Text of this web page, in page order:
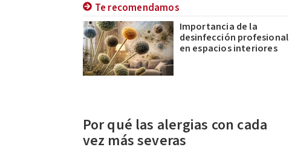
Te recomendamos
Importancia de la
desinfección profesional
en espacios interiores
Por qué las alergias con cada
vez más severas